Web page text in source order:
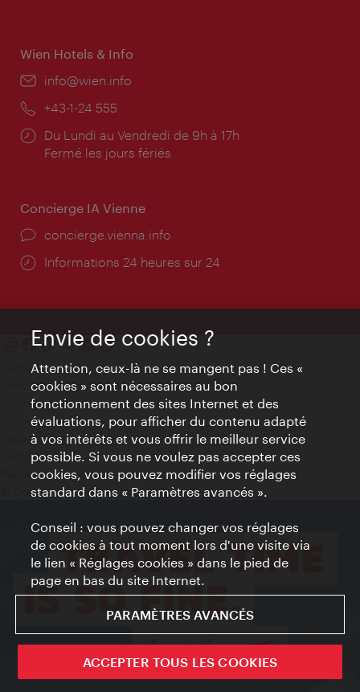
Wien Hotels & Info
E-
info@wien.info
Téléphone:
+43-1-24 555
Horaires
d'ouverture:
Du Lundi au Vendredi de 9h à 17h
Fermé les jours fériés
Concierge IA Vienne
Ort:
concierge.vienna.info
Öffnungszeiten:
Informations 24 heures sur 24
Contact
Mentions obligatoires
Charte sur le respect de la vie privée
Terms of Use
Accessibilité
Contact presse
Paramètres de cookies
© Copyright WienTourismus
Envie de cookies ?
Attention, ceux-là ne se mangent pas ! Ces «
cookies » sont nécessaires au bon
fonctionnement des sites Internet et des
évaluations, pour afficher du contenu adapté
à vos intérêts et vous offrir le meilleur service
possible. Si vous ne voulez pas accepter ces
cookies, vous pouvez modifier vos réglages
standard dans « Paramètres avancés ».
Conseil : vous pouvez changer vos réglages
de cookies à tout moment lors d'une visite via
le lien « Réglages cookies » dans le pied de
page en bas du site Internet.
PARAMÈTRES AVANCÉS
ACCEPTER TOUS LES COOKIES